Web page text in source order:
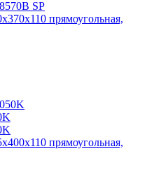
прямоугольная,
прямоугольная,